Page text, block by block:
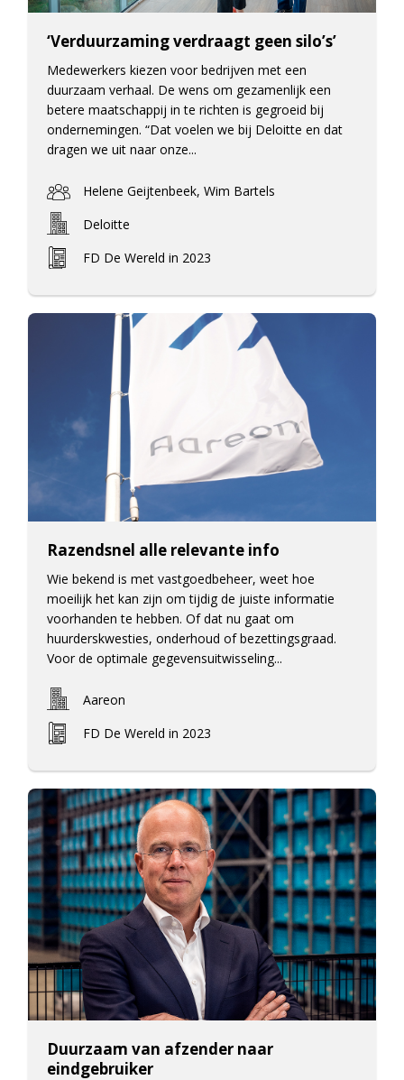
‘Verduurzaming verdraagt geen silo’s’
Medewerkers kiezen voor bedrijven met een
duurzaam verhaal. De wens om gezamenlijk een
betere maatschappij in te richten is gegroeid bij
ondernemingen. “Dat voelen we bij Deloitte en dat
dragen we uit naar onze...
Helene Geijtenbeek, Wim Bartels
Deloitte
FD De Wereld in 2023
Razendsnel alle relevante info
Wie bekend is met vastgoedbeheer, weet hoe
moeilijk het kan zijn om tijdig de juiste informatie
voorhanden te hebben. Of dat nu gaat om
huurderskwesties, onderhoud of bezettingsgraad.
Voor de optimale gegevensuitwisseling...
Aareon
FD De Wereld in 2023
Duurzaam van afzender naar
eindgebruiker